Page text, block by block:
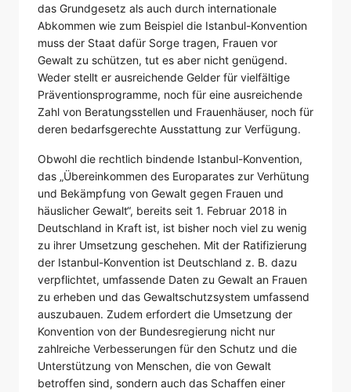
das Grundgesetz als auch durch internationale
Abkommen wie zum Beispiel die Istanbul-Konvention
muss der Staat dafür Sorge tragen, Frauen vor
Gewalt zu schützen, tut es aber nicht genügend.
Weder stellt er ausreichende Gelder für vielfältige
Präventionsprogramme, noch für eine ausreichende
Zahl von Beratungsstellen und Frauenhäuser, noch für
deren bedarfsgerechte Ausstattung zur Verfügung.
Obwohl die rechtlich bindende Istanbul-Konvention,
das „Übereinkommen des Europarates zur Verhütung
und Bekämpfung von Gewalt gegen Frauen und
häuslicher Gewalt“, bereits seit 1. Februar 2018 in
Deutschland in Kraft ist, ist bisher noch viel zu wenig
zu ihrer Umsetzung geschehen. Mit der Ratifizierung
der Istanbul-Konvention ist Deutschland z. B. dazu
verpflichtet, umfassende Daten zu Gewalt an Frauen
zu erheben und das Gewaltschutzsystem umfassend
auszubauen. Zudem erfordert die Umsetzung der
Konvention von der Bundesregierung nicht nur
zahlreiche Verbesserungen für den Schutz und die
Unterstützung von Menschen, die von Gewalt
betroffen sind, sondern auch das Schaffen einer